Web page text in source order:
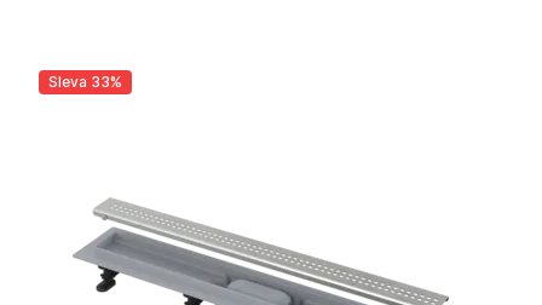
Sleva 33%